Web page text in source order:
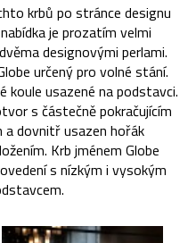
krbů po stránce designu
je prozatím velmi
designovými perlami.
určený pro volné stání.
koule usazené na podstavci.
s částečně pokračujícím
a dovnitř usazen hořák
Krb jménem Globe
s nízkým i vysokým